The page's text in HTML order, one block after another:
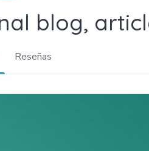
blog,
Reseñas